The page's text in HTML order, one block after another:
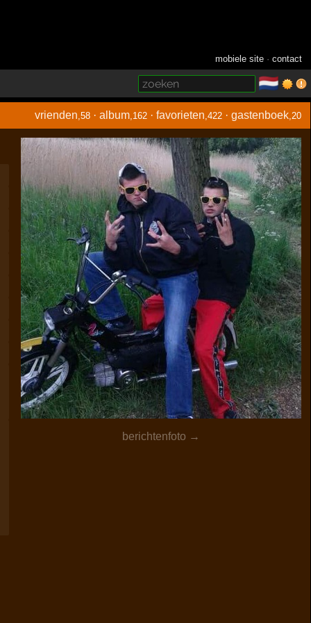
mobiele site ·contact
🇳🇱
vrienden ,58 ·album ,162 ·favorieten ,422 ·gastenboek ,20
berichtenfoto →